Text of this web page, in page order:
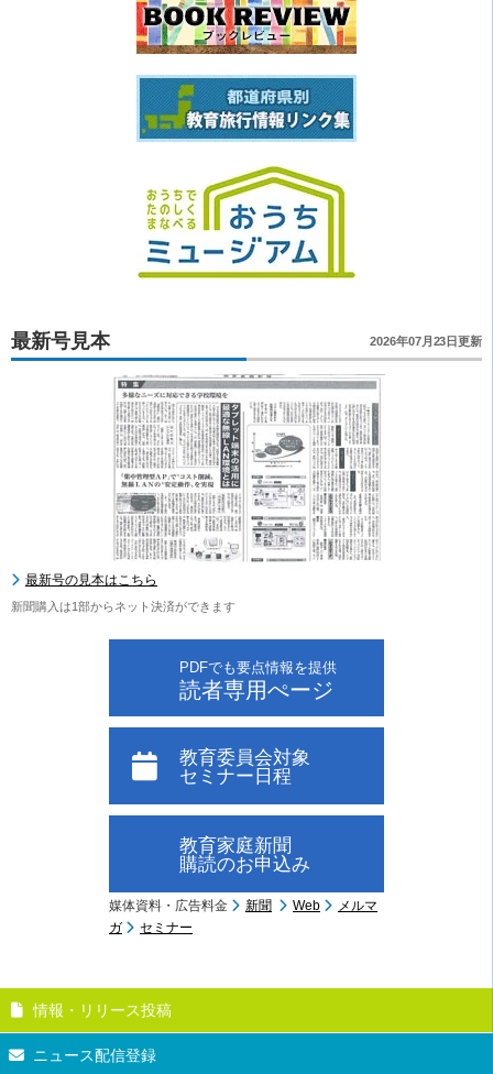
最新号見本 2026年07月23日更新
最新号の見本はこちら
新聞購入は1部からネット決済ができます
PDFでも要点情報を提供
読者専用ぺージ
教育委員会対象
セミナー日程
教育家庭新聞
購読のお申込み
媒体資料・広告料金 新聞 Web
メルマ
ガ
セミナー
情報・リリース投稿
ニュース配信登録